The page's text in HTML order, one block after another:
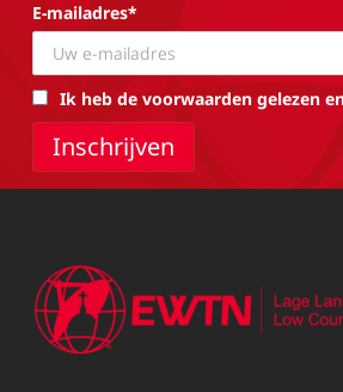
E-mailadres*
Ik heb de voorwaarden gelezen